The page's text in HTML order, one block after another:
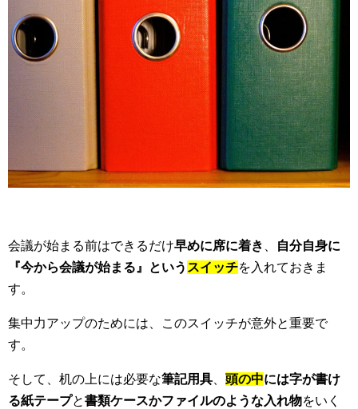
会議が始まる前はできるだけ早めに席に着き
自分自身に
『今から会議が始まる』という スイッチを入れておきま
す。
集中力アップのためには、このスイッチが意外と重要で
す。
そして、机の上には必要な筆記用具 頭の中には字が書け
る紙テープと書類ケースかファイルのような入れ物をいく